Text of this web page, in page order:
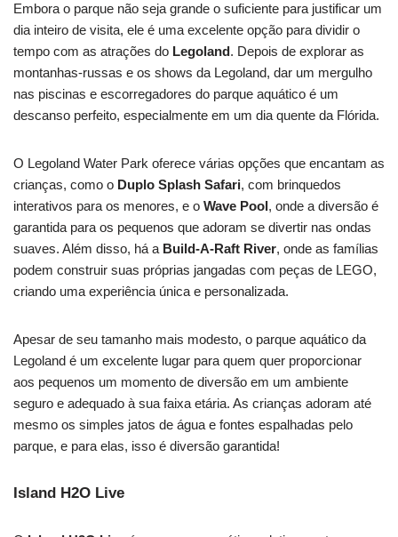
Embora o parque não seja grande o suficiente para justificar um
dia inteiro de visita, ele é uma excelente opção para dividir o
tempo com as atrações do Legoland. Depois de explorar as
montanhas-russas e os shows da Legoland, dar um mergulho
nas piscinas e escorregadores do parque aquático é um
descanso perfeito, especialmente em um dia quente da Flórida.
O Legoland Water Park oferece várias opções que encantam as
crianças, como o Duplo Splash Safari, com brinquedos
interativos para os menores, e o Wave Pool, onde a diversão é
garantida para os pequenos que adoram se divertir nas ondas
suaves. Além disso, há a Build-A-Raft River, onde as famílias
podem construir suas próprias jangadas com peças de LEGO,
criando uma experiência única e personalizada.
Apesar de seu tamanho mais modesto, o parque aquático da
Legoland é um excelente lugar para quem quer proporcionar
aos pequenos um momento de diversão em um ambiente
seguro e adequado à sua faixa etária. As crianças adoram até
mesmo os simples jatos de água e fontes espalhadas pelo
parque, e para elas, isso é diversão garantida!
Island H2O Live